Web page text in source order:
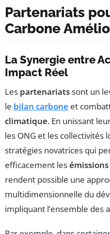
Partenariats
Carbone
La Synergie entre
Impact Réel
Les partenariatssont un
le bilan carbone et
climatique. En unissant
les ONG et les collectivités
stratégies novatrices qui
efficacement lesémissions
rendent possible une
multidimensionnelle du
impliquant l’ensemble des